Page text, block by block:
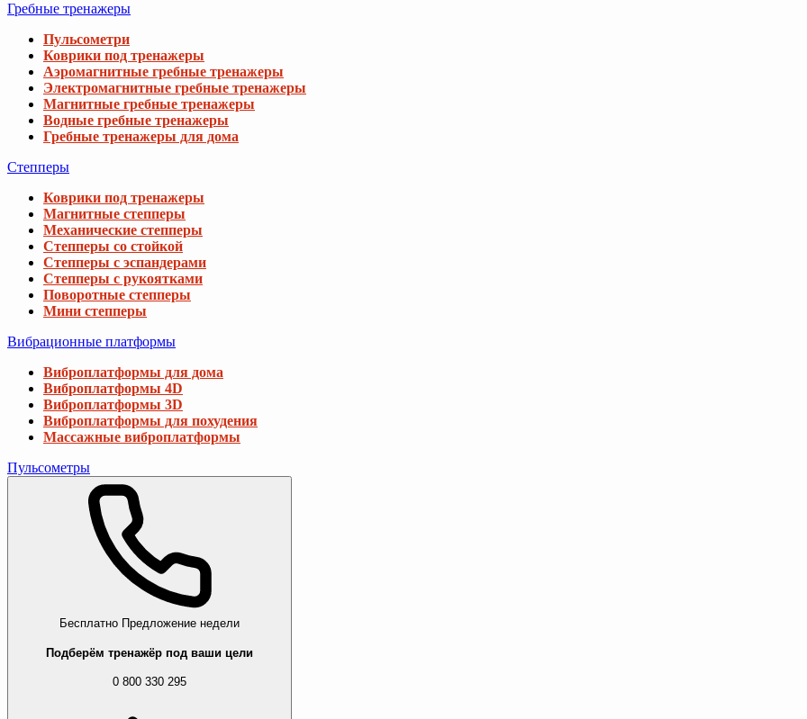
Гребные тренажеры
Пульсометри
Коврики под тренажеры
Аэромагнитные гребные тренажеры
Электромагнитные гребные тренажеры
Магнитные гребные тренажеры
Водные гребные тренажеры
Гребные тренажеры для дома
Степперы
Коврики под тренажеры
Магнитные степперы
Механические степперы
Степперы со стойкой
Степперы с эспандерами
Степперы с рукоятками
Поворотные степперы
Мини степперы
Вибрационные платформы
Виброплатформы для дома
Виброплатформы 4D
Виброплатформы 3D
Виброплатформы для похудения
Массажные виброплатформы
Пульсометры
Бесплатно Предложение недели
Подберём тренажёр под ваши цели
0 800 330 295